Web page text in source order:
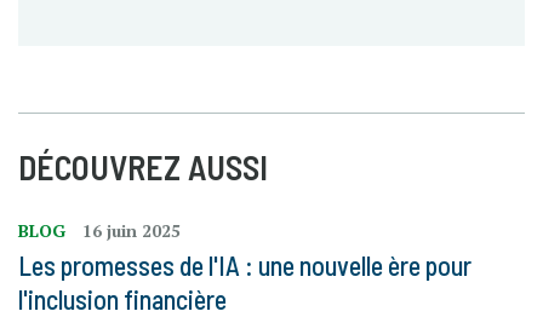
DÉCOUVREZ AUSSI
BLOG 16 juin 2025
Les promesses de l'IA : une nouvelle ère pour
l'inclusion financière